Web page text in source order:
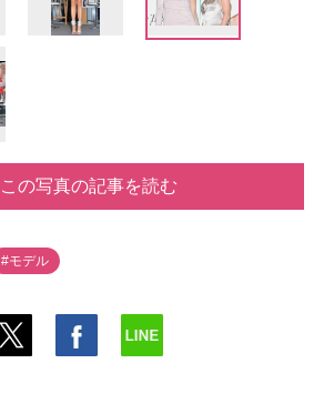
この写真の記事を読む
#モデル